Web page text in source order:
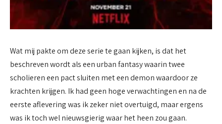
Wat mij pakte om deze serie te gaan kijken, is dat het
beschreven wordt als een urban fantasy waarin twee
scholieren een pact sluiten met een demon waardoor ze
krachten krijgen. Ik had geen hoge verwachtingen en na de
eerste aflevering was ik zeker niet overtuigd, maar ergens
was ik toch wel nieuwsgierig waar het heen zou gaan.